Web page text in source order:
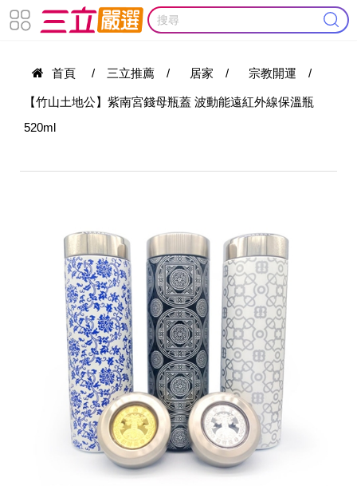
首頁 / 三立推薦 / 居家 / 宗教開運 /
【竹山土地公】紫南宮錢母瓶蓋 波動能遠紅外線保溫瓶
520ml